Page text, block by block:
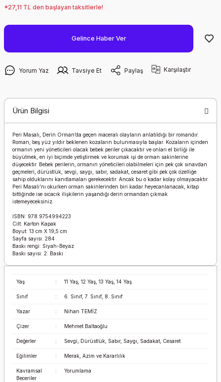
*27,11 TL den başlayan taksitlerle!
Gelince Haber Ver
Yorum Yaz Tavsiye Et Paylaş Karşılaştır
Ürün Bilgisi
Peri Masalı, Derin Orman’da geçen maceralı olayların anlatıldığı bir romandır.
Roman, beş yüz yıldır beklenen kozaların bulunmasıyla başlar. Kozaların içinden
ormanın yeni yöneticileri olacak bebek periler çıkacaktır ve onları el birliği ile
büyütmek, en iyi biçimde yetiştirmek ve korumak işi de orman sakinlerine
düşecektir. Bebek perilerin, ormanın yöneticileri olabilmeleri için pek çok sınavdan
geçmeleri, dürüstlük, sevgi, saygı, sabır, sadakat, cesaret gibi pek çok özelliğe
sahip olduklarını kanıtlamaları gerekecektir. Ancak bu o kadar kolay olmayacaktır.
Peri Masalı’nı okurken orman sakinlerinden biri kadar heyecanlanacak, kitap
bittiğinde ise sıcacık ilişkilerin yaşandığı derin ormandan çıkmak
istemeyeceksiniz.
ISBN: 978 9754994223
Cilt: Karton Kapak
Boyut: 13 cm X 19,5 cm
Sayfa sayısı: 284
Baskı rengi: Siyah-Beyaz
Baskı sayısı: 2. Baskı
Yaş : 11 Yaş, 12 Yaş, 13 Yaş, 14 Yaş
Sınıf : 6. Sınıf, 7. Sınıf, 8. Sınıf
Yazar : Nihan TEMİZ
Çizer : Mehmet Baltaoğlu
Değerler : Sevgi, Dürüstlük, Sabır, Saygı, Sadakat, Cesaret
Eğilimler : Merak, Azim ve Kararlılık
Kavramsal
Beceriler
: Yorumlama